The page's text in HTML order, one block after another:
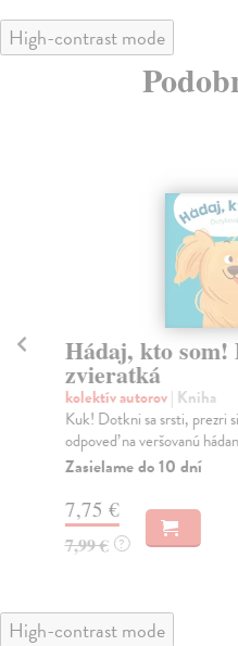
High-contrast mode
Hádaj, kto som!
zvieratká
kolektív autorov| Kniha
Kuk! Dotkni sa srsti, prezri
odpoveď na veršovanú
Zasielame do 10 dní
7,75 €
7,99 € ?
High-contrast mode